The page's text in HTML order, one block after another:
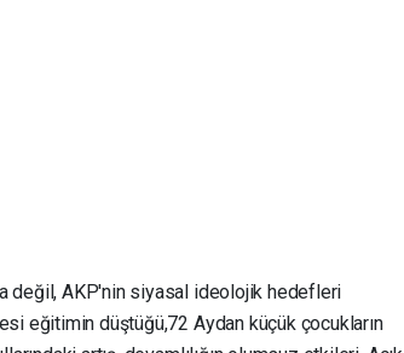
değil, AKP'nin siyasal ideolojik hedefleri
eğitimin düştüğü,72 Aydan küçük çocukların